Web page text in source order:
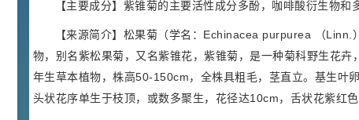
【主要成分】紫锥菊的主要活性成分多酚，咖啡酸衍生物和
【来源简介】松果菊（学名：Echinacea purpurea （
物，别名紫松果菊，又名紫锥花，紫锥菊，是一种菊科野生花
年生草本植物，株高50-150cm，全株具粗毛，茎直立。基生叶
头状花序单生于枝顶，或数多聚生，花径达10cm，舌状花紫红
2021-05-25 饲料添加剂原料
253 2 乙酸橙花酯 99%